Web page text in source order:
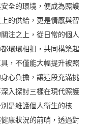
全的環境，便成為照護
的供給，更是情感與智
注之上，從日常的個人
環環相扣，共同構築起
，不僅能大幅提升被照
心負擔，讓這段充滿挑
入探討三樣在現代照護
是維護個人衛生的核
康狀況的前哨，透過對